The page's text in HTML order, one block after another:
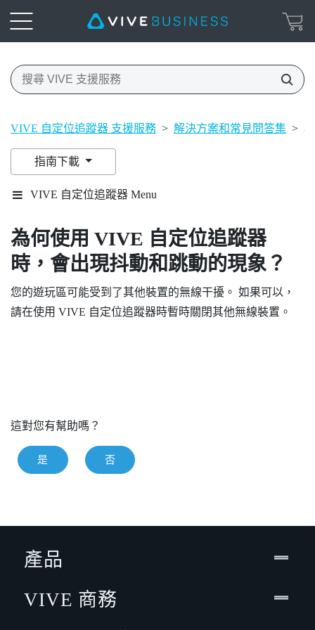
VIVE 自定位追蹤器 支援服務 > 解決方案和常見問答集 >
指南下載
VIVE 自定位追蹤器 Menu
為何使用 VIVE 自定位追蹤器
時，會出現抖動和跳動的現象？
您的遊玩區可能受到了其他裝置的無線干擾。 如果可以，
請在使用 VIVE 自定位追蹤器時暫時關閉其他無線裝置。
這對您有幫助嗎？
是 否
產品
VIVE 商務